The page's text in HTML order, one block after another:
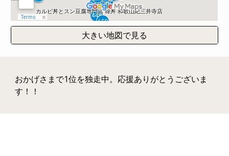
大きい地図で見る
おかげさまで1位を独走中。応援ありがとうございま
す！！